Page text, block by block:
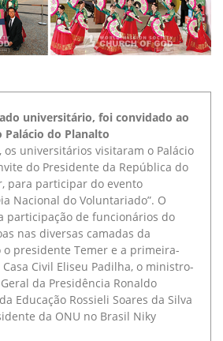
universitário, foi convidado ao
do Planalto
os universitários visitaram o Palácio
do Presidente da República do
para participar do evento
Nacional do Voluntariado”. O
participação de funcionários do
nas diversas camadas da
presidente Temer e a primeira-
Civil Eliseu Padilha, o ministro-
da Presidência Ronaldo
Educação Rossieli Soares da Silva
da ONU no Brasil Niky